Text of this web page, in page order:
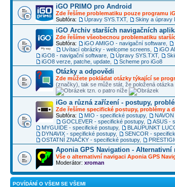
iGO PRIMO pro Android
Zde řešíme problematiku pouze programu
Subfóra:
Úpravy SYS.TXT, Skiny a úpravy
iGO Archiv starších navigačních
Zde řešíme všeobecnou problematiku
Subfóra:
iGO AMIGO - navigační software
Uvítací obrázky - welcome screens
iGO
iGO8 - navigační software
Úpravy SYS.TXT,
iGO8 verze, patche, update
Scheme pro iGo8
Otázky a odpovědi
Zde můžete pokládat otázky týkající se
(značky), tak se může stát, že položená
tzn. o patro níže
iGo a různá zařízení - postupy,
Zde řešíme specifické postupy, problémy a
Subfóra:
MIO - specifické postupy,
GOCLEVER - specifické postupy, ASUS -
MYGUIDE - specifické postupy, BLAUPUNKT
DYNAVIX - specifické postupy, SENCOR -
OSTATNÍ ZNAČKY - specifické postupy,
Aponia GPS Navigation - Alternativní
Vše o alternativní navigaci Aponia GPS
Moderátor: xroman
POVÍDÁNÍ O VŠEM SE VŠEMI